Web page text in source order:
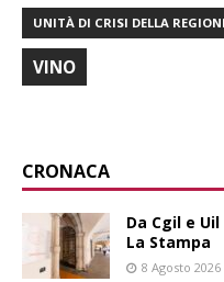
UNITÀ DI CRISI DELLA
VINO
CRONACA
Da Cgil e
La Stampa
8 Agosto 2026